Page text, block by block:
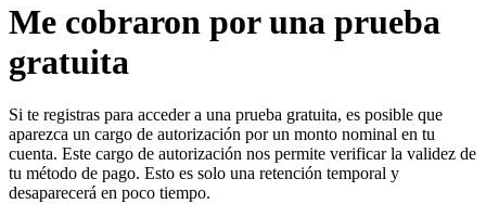
Me cobraron por una prueba
gratuita
Si te registras para acceder a una prueba gratuita, es posible que
aparezca un cargo de autorización por un monto nominal en tu
cuenta. Este cargo de autorización nos permite verificar la validez de
tu método de pago. Esto es solo una retención temporal y
desaparecerá en poco tiempo.